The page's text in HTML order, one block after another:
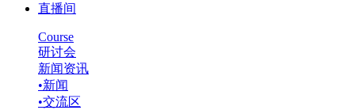
直播间
Course
研讨会
新闻资讯
•新闻
•交流区